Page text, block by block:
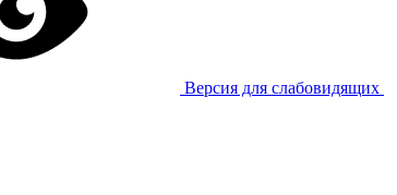
Версия для слабовидящих